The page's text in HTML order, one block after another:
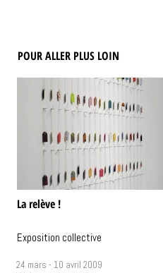
POUR ALLER PLUS LOIN
La relève !
Exposition collective
24 mars - 10 avril 2009